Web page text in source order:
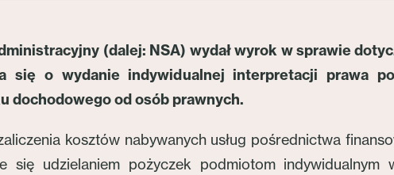
(dalej: NSA) wydał wyrok w sprawie
się o wydanie indywidualnej interpretacji prawa
dochodowego od osób prawnych.
kosztów nabywanych usług pośrednictwa
się udzielaniem pożyczek podmiotom